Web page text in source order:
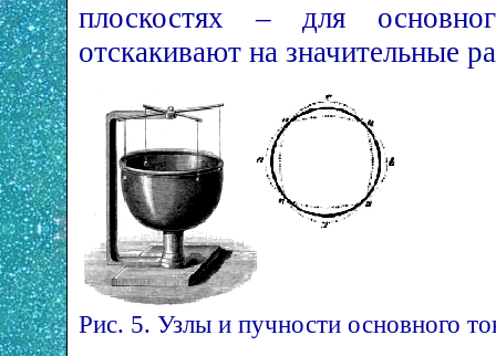
плоскостях – для
отскакивают на значительные
Рис. 5. Узлы и пучности основного